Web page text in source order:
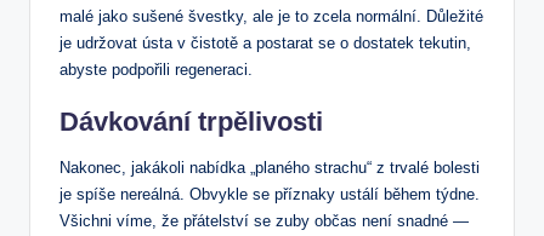
malé jako sušené švestky, ale je to zcela normální. Důležité
je udržovat ústa v čistotě a postarat se o dostatek tekutin,
abyste podpořili regeneraci.
Dávkování trpělivosti
Nakonec, jakákoli nabídka „planého strachu“ z trvalé bolesti
je spíše nereálná. Obvykle se příznaky ustálí během týdne.
Všichni víme, že přátelství se zuby občas není snadné —